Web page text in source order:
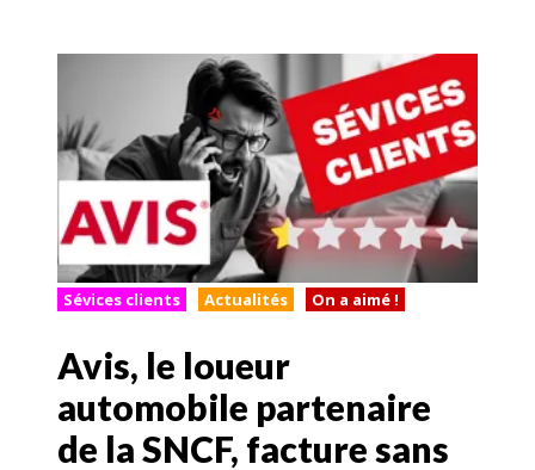
Sévices clients Actualités On a aimé !
Avis, le loueur
automobile partenaire
de la SNCF, facture sans